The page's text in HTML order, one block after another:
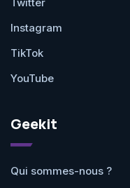
Instagram
TikTok
YouTube
Geekit
Qui sommes-nous ?